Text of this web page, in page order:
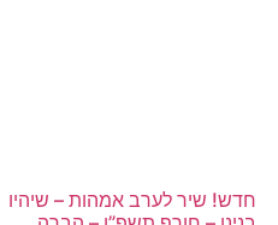
חדש! שיר לערב אמהות – שיהיו